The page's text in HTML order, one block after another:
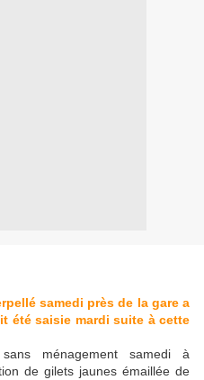
samedi près de la gare a
été saisie mardi suite à cette
ménagement samedi à
de gilets jaunes émaillée de